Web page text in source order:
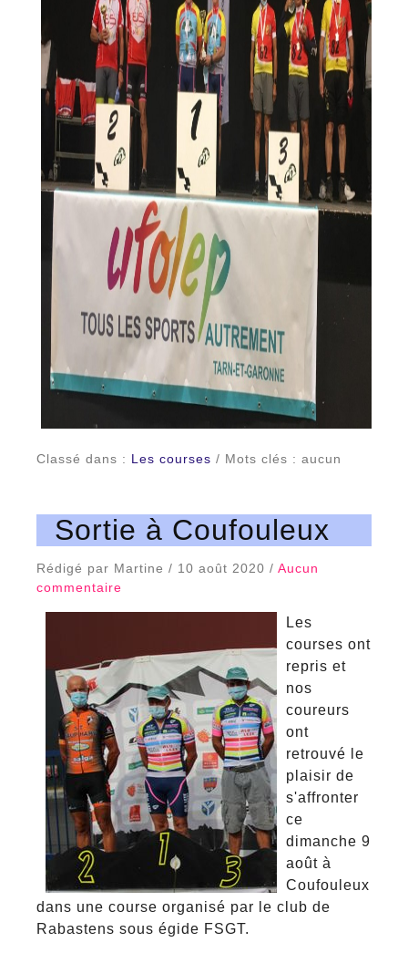
Classé dans : Les courses / Mots clés : aucun
Sortie à Coufouleux
Rédigé par Martine / 10 août 2020 / Aucun
commentaire
Les
courses ont
repris et
nos
coureurs
ont
retrouvé le
plaisir de
s'affronter
ce
dimanche 9
août à
Coufouleux
dans une course organisé par le club de
Rabastens sous égide FSGT.